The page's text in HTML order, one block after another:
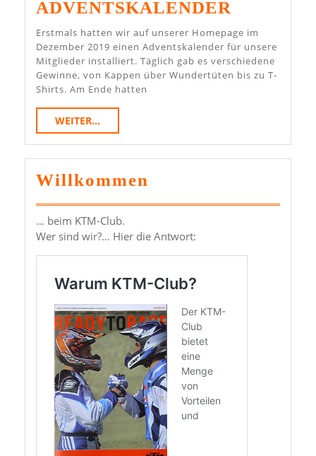
ADVENTSKALENDER
Erstmals hatten wir auf unserer Homepage im
Dezember 2019 einen Adventskalender für unsere
Mitglieder installiert. Täglich gab es verschiedene
Gewinne, von Kappen über Wundertüten bis zu T-
Shirts. Am Ende hatten
WEITER...WEITER...
Willkommen
… beim KTM-Club.
Wer sind wir?… Hier die Antwort: